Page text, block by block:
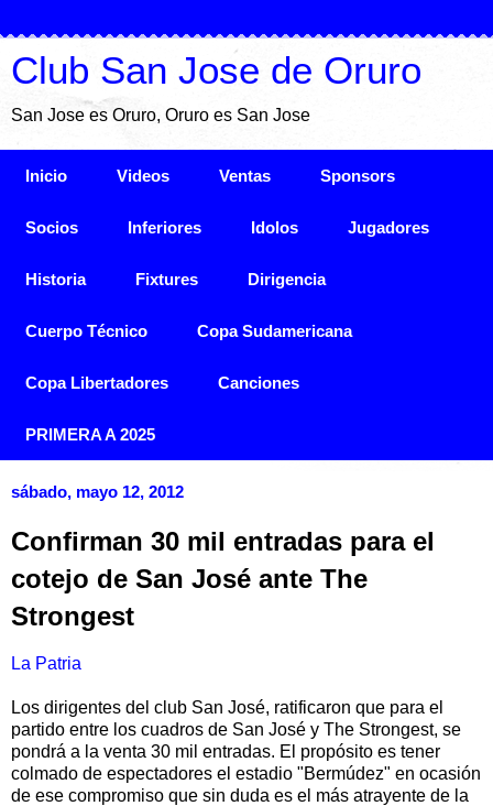
Club San Jose de Oruro
San Jose es Oruro, Oruro es San Jose
Inicio Videos Ventas Sponsors
Socios Inferiores Idolos Jugadores
Historia Fixtures Dirigencia
Cuerpo Técnico Copa Sudamericana
Copa Libertadores Canciones
PRIMERA A 2025
sábado, mayo 12, 2012
Confirman 30 mil entradas para el
cotejo de San José ante The
Strongest
La Patria
Los dirigentes del club San José, ratificaron que para el
partido entre los cuadros de San José y The Strongest, se
pondrá a la venta 30 mil entradas. El propósito es tener
colmado de espectadores el estadio "Bermúdez" en ocasión
de ese compromiso que sin duda es el más atrayente de la